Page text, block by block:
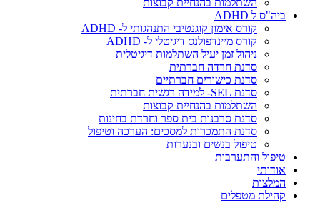
השתלמות בהנחיית קבוצות
ביה"ס ל ADHD
קורס אימון קוגנטיבי התנהגותי ל- ADHD
קורס מיינדפולנס דיגיטלי ל- ADHD
ניהול זמן יעיל השתלמות דיגיטלית
סדנת חרדה חברתית
סדנת כישורים חברתיים
סדנת SEL- למידה רגשית חברתית
השתלמות בהנחיית קבוצות
סדנת סרבנות בית ספר וחרדת בחינות
סדנת התמכרות למסכים: הערכה וטיפול
טיפול בנשים ובנערות
טיפול והתערבות
אודותי
המלצות
קהילת מטפלים